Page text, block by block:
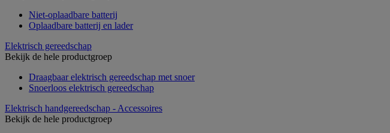
Niet-oplaadbare batterij
Oplaadbare batterij en lader
Elektrisch gereedschap
Bekijk de hele productgroep
Draagbaar elektrisch gereedschap met snoer
Snoerloos elektrisch gereedschap
Elektrisch handgereedschap - Accessoires
Bekijk de hele productgroep